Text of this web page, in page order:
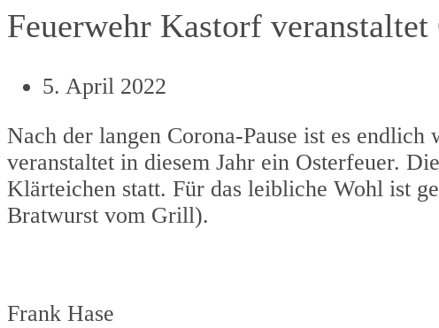
Feuerwehr Kastorf
5. April 2022
Nach der langen Corona-Pause ist es
veranstaltet in diesem Jahr ein Osterfeuer.
Klärteichen statt. Für das leibliche Wohl ist
Bratwurst vom Grill).
Frank Hase